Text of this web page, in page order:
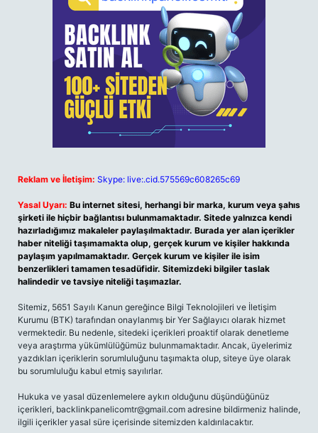
Reklam ve İletişim: Skype: live:.cid.575569c608265c69
Yasal Uyarı: Bu internet sitesi, herhangi bir marka, kurum veya şahıs
şirketi ile hiçbir bağlantısı bulunmamaktadır. Sitede yalnızca kendi
hazırladığımız makaleler paylaşılmaktadır. Burada yer alan içerikler
haber niteliği taşımamakta olup, gerçek kurum ve kişiler hakkında
paylaşım yapılmamaktadır. Gerçek kurum ve kişiler ile isim
benzerlikleri tamamen tesadüfidir. Sitemizdeki bilgiler taslak
halindedir ve tavsiye niteliği taşımazlar.
Sitemiz, 5651 Sayılı Kanun gereğince Bilgi Teknolojileri ve İletişim
Kurumu (BTK) tarafından onaylanmış bir Yer Sağlayıcı olarak hizmet
vermektedir. Bu nedenle, sitedeki içerikleri proaktif olarak denetleme
veya araştırma yükümlülüğümüz bulunmamaktadır. Ancak, üyelerimiz
yazdıkları içeriklerin sorumluluğunu taşımakta olup, siteye üye olarak
bu sorumluluğu kabul etmiş sayılırlar.
Hukuka ve yasal düzenlemelere aykırı olduğunu düşündüğünüz
içerikleri, backlinkpanelicomtr@gmail.com adresine bildirmeniz halinde,
ilgili içerikler yasal süre içerisinde sitemizden kaldırılacaktır.